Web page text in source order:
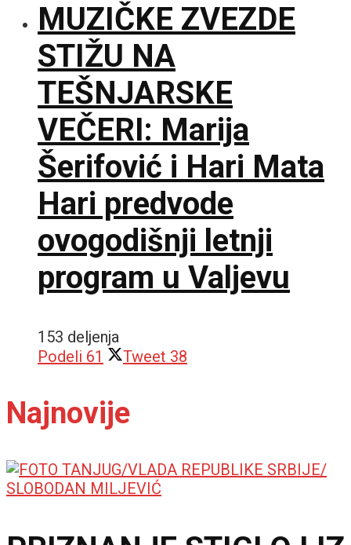
MUZIČKE ZVEZDE
STIŽU NA
TEŠNJARSKE
VEČERI: Marija
Šerifović i Hari Mata
Hari predvode
ovogodišnji letnji
program u Valjevu
153 deljenja
Podeli 61 Tweet 38
Najnovije